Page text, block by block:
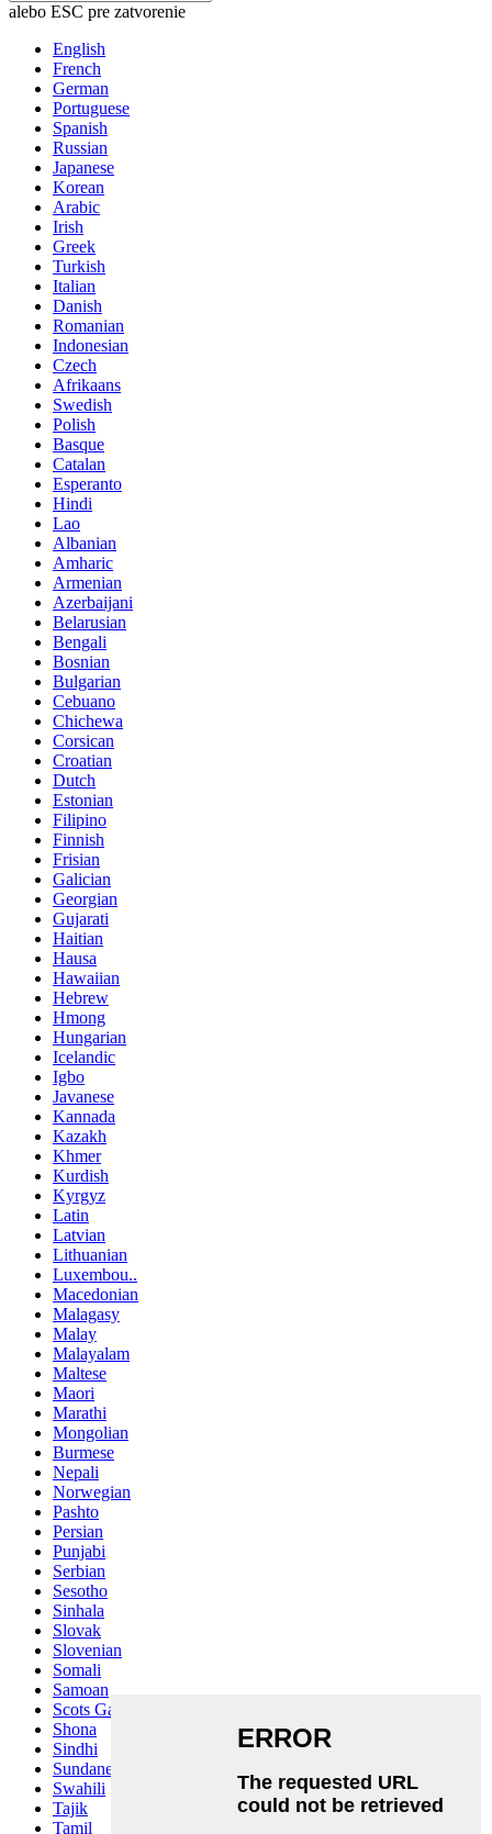
alebo ESC pre zatvorenie
English
French
German
Portuguese
Spanish
Russian
Japanese
Korean
Arabic
Irish
Greek
Turkish
Italian
Danish
Romanian
Indonesian
Czech
Afrikaans
Swedish
Polish
Basque
Catalan
Esperanto
Hindi
Lao
Albanian
Amharic
Armenian
Azerbaijani
Belarusian
Bengali
Bosnian
Bulgarian
Cebuano
Chichewa
Corsican
Croatian
Dutch
Estonian
Filipino
Finnish
Frisian
Galician
Georgian
Gujarati
Haitian
Hausa
Hawaiian
Hebrew
Hmong
Hungarian
Icelandic
Igbo
Javanese
Kannada
Kazakh
Khmer
Kurdish
Kyrgyz
Latin
Latvian
Lithuanian
Luxembou..
Macedonian
Malagasy
Malay
Malayalam
Maltese
Maori
Marathi
Mongolian
Burmese
Nepali
Norwegian
Pashto
Persian
Punjabi
Serbian
Sesotho
Sinhala
Slovak
Slovenian
Somali
Samoan
Scots Gaelic
Shona
Sindhi
Sundanese
Swahili
Tajik
Tamil